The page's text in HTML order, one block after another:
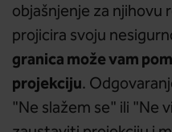
objašnjenje za njihovu
projicira svoju
granica može vam
projekciju.
"Ne slažem se" ili "Ne